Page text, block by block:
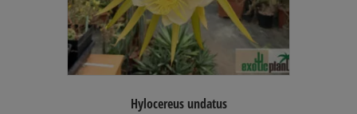
Hylocereus undatus